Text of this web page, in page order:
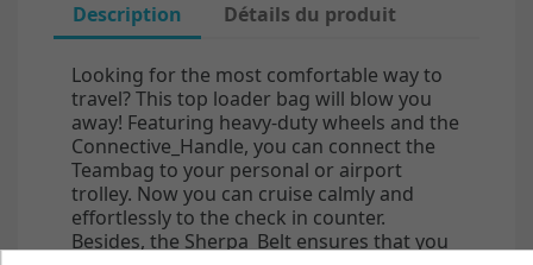
Description Détails du produit
Looking for the most comfortable way to
travel? This top loader bag will blow you
away! Featuring heavy-duty wheels and the
Connective_Handle, you can connect the
Teambag to your personal or airport
trolley. Now you can cruise calmly and
effortlessly to the check in counter.
Besides, the Sherpa_Belt ensures that you